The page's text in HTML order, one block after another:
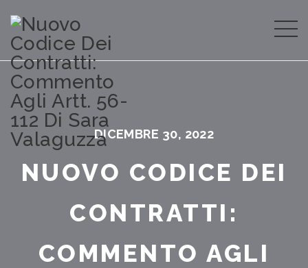
DICEMBRE 30, 2022
NUOVO CODICE DEI
CONTRATTI:
COMMENTO AGLI